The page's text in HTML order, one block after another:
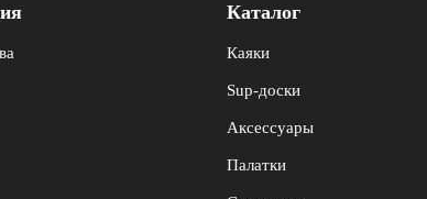
Каталог
Каяки
Sup-доски
Аксессуары
Палатки